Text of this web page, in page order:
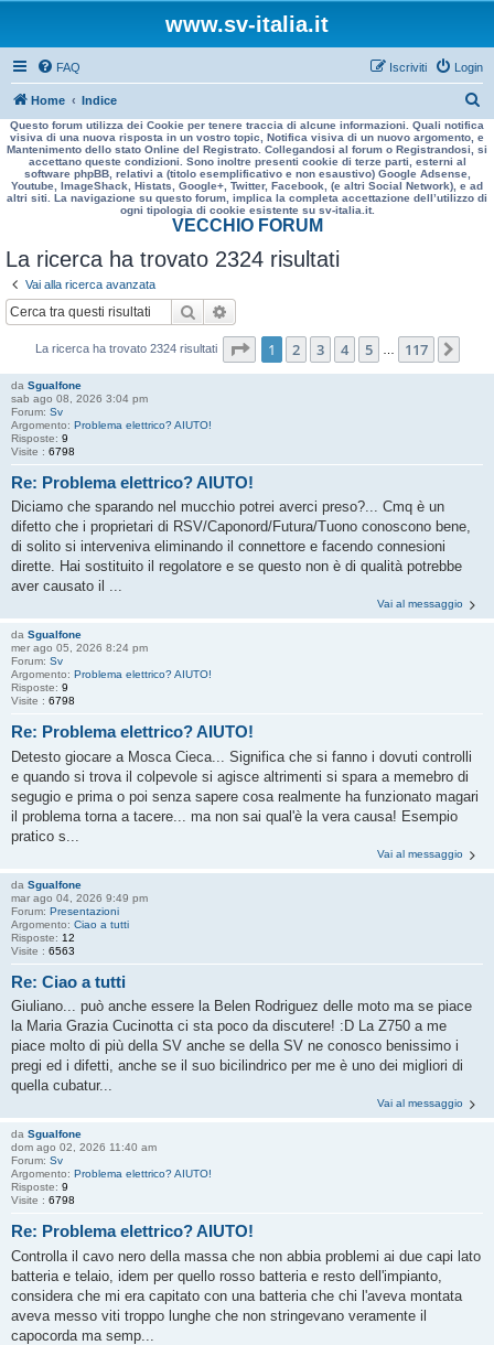
www.sv-italia.it
FAQ Login
Iscriviti
Home Indice
e
r
a
Questo forum utilizza dei Cookie per tenere traccia di alcune informazioni. Quali notifica
visiva di una nuova risposta in un vostro topic, Notifica visiva di un nuovo argomento, e
Mantenimento dello stato Online del Registrato. Collegandosi al forum o Registrandosi, si
accettano queste condizioni. Sono inoltre presenti cookie di terze parti, esterni al
software phpBB, relativi a (titolo esemplificativo e non esaustivo) Google Adsense,
Youtube, ImageShack, Histats, Google+, Twitter, Facebook, (e altri Social Network), e ad
altri siti. La navigazione su questo forum, implica la completa accettazione dell’utilizzo di
ogni tipologia di cookie esistente su sv-italia.it.
VECCHIO FORUM
La ricerca ha trovato 2324 risultati
Vai alla ricerca avanzata
Cerca
La ricerca ha trovato 2324 risultati Pagina di 117
1 2 3 4 5 117
da Sgualfone
sab ago 08, 2026 3:04 pm
Forum: Sv
Argomento: Problema elettrico? AIUTO!
Risposte: 9
Visite : 6798
Re: Problema elettrico? AIUTO!
Diciamo che sparando nel mucchio potrei averci preso?... Cmq è un
difetto che i proprietari di RSV/Caponord/Futura/Tuono conoscono bene,
di solito si interveniva eliminando il connettore e facendo connesioni
dirette. Hai sostituito il regolatore e se questo non è di qualità potrebbe
aver causato il ...
Vai al messaggio
da Sgualfone
mer ago 05, 2026 8:24 pm
Forum: Sv
Argomento: Problema elettrico? AIUTO!
Risposte: 9
Visite : 6798
Re: Problema elettrico? AIUTO!
Detesto giocare a Mosca Cieca... Significa che si fanno i dovuti controlli
e quando si trova il colpevole si agisce altrimenti si spara a memebro di
segugio e prima o poi senza sapere cosa realmente ha funzionato magari
il problema torna a tacere... ma non sai qual'è la vera causa! Esempio
pratico s...
Vai al messaggio
da Sgualfone
mar ago 04, 2026 9:49 pm
Forum: Presentazioni
Argomento: Ciao a tutti
Risposte: 12
Visite : 6563
Re: Ciao a tutti
Giuliano... può anche essere la Belen Rodriguez delle moto ma se piace
la Maria Grazia Cucinotta ci sta poco da discutere! :D La Z750 a me
piace molto di più della SV anche se della SV ne conosco benissimo i
pregi ed i difetti, anche se il suo bicilindrico per me è uno dei migliori di
quella cubatur...
Vai al messaggio
da Sgualfone
dom ago 02, 2026 11:40 am
Forum: Sv
Argomento: Problema elettrico? AIUTO!
Risposte: 9
Visite : 6798
Re: Problema elettrico? AIUTO!
Controlla il cavo nero della massa che non abbia problemi ai due capi lato
batteria e telaio, idem per quello rosso batteria e resto dell'impianto,
considera che mi era capitato con una batteria che chi l'aveva montata
aveva messo viti troppo lunghe che non stringevano veramente il
capocorda ma semp...